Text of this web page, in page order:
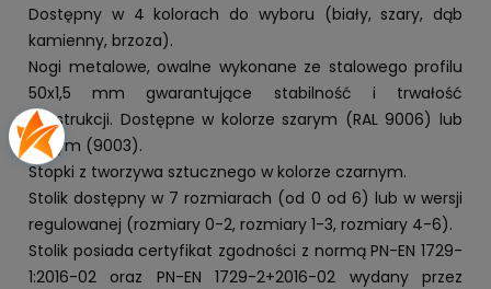
Dostępny w 4 kolorach do wyboru (biały, szary, dąb
kamienny, brzoza).
Nogi metalowe, owalne wykonane ze stalowego profilu
50x1,5 mm gwarantujące stabilność i trwałość
konstrukcji. Dostępne w kolorze szarym (RAL 9006) lub
białym (9003).
Stopki z tworzywa sztucznego w kolorze czarnym.
Stolik dostępny w 7 rozmiarach (od 0 od 6) lub w wersji
regulowanej (rozmiary 0-2, rozmiary 1-3, rozmiary 4-6).
Stolik posiada certyfikat zgodności z normą PN-EN 1729-
1:2016-02 oraz PN-EN 1729-2+2016-02 wydany przez